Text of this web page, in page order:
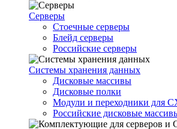
Серверы
Стоечные серверы
Блейд серверы
Российские серверы
Системы хранения данных
Дисковые массивы
Дисковые полки
Модули и переходники для
Российские дисковые